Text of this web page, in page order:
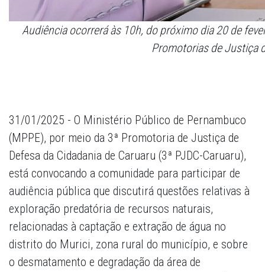
Audiência ocorrerá às 10h, do próximo dia 20 de
Promotorias de Justiça
31/01/2025 - O Ministério Público de Pernambuco
(MPPE), por meio da 3ª Promotoria de Justiça de
Defesa da Cidadania de Caruaru (3ª PJDC-Caruaru),
está convocando a comunidade para participar de
audiência pública que discutirá questões relativas à
exploração predatória de recursos naturais,
relacionadas à captação e extração de água no
distrito do Murici, zona rural do município, e sobre
o desmatamento e degradação da área de